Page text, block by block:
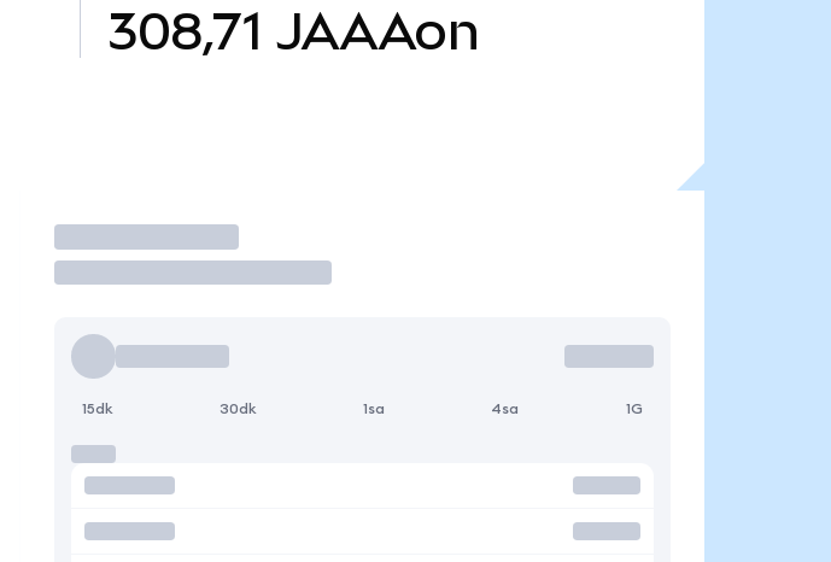
308,71 JAAAon
İşlem Yap
15dk 30dk 1sa 4sa 1G